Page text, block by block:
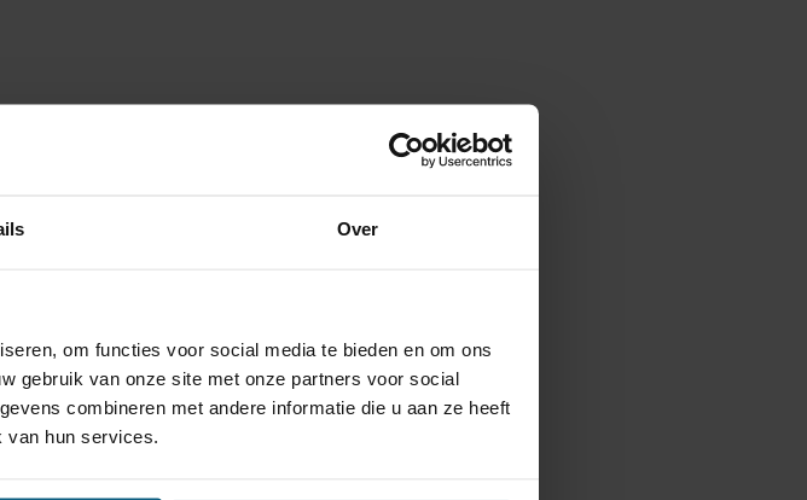
Over
om functies voor social media te bieden en om ons
gebruik van onze site met onze partners voor social
combineren met andere informatie die u aan ze heeft
van hun services.
veiligheidsnormen.